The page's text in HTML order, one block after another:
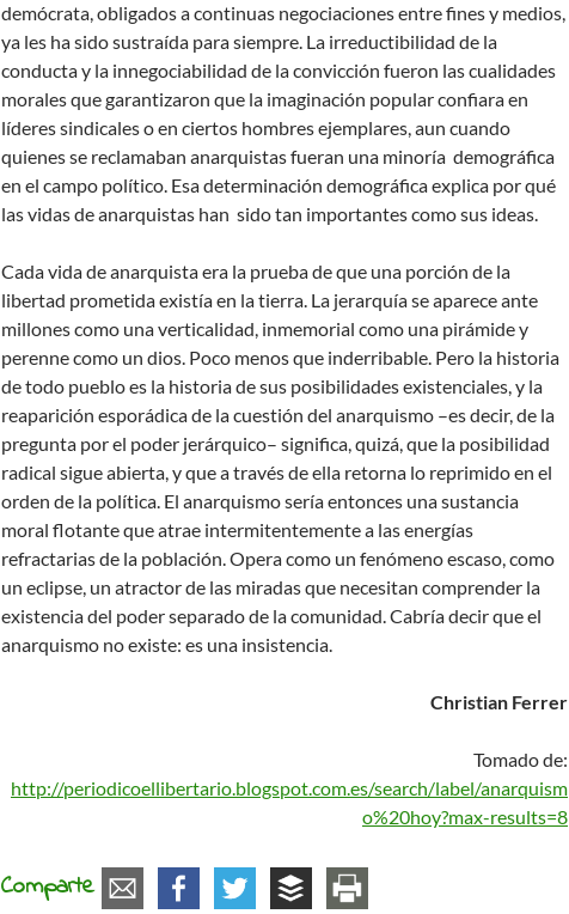
demócrata, obligados a continuas negociaciones entre fines y medios,
ya les ha sido sustraída para siempre. La irreductibilidad de la
conducta y la innegociabilidad de la convicción fueron las cualidades
morales que garantizaron que la imaginación popular confiara en
líderes sindicales o en ciertos hombres ejemplares, aun cuando
quienes se reclamaban anarquistas fueran una minoría demográfica
en el campo político. Esa determinación demográfica explica por qué
las vidas de anarquistas han sido tan importantes como sus ideas.
Cada vida de anarquista era la prueba de que una porción de la
libertad prometida existía en la tierra. La jerarquía se aparece ante
millones como una verticalidad, inmemorial como una pirámide y
perenne como un dios. Poco menos que inderribable. Pero la historia
de todo pueblo es la historia de sus posibilidades existenciales, y la
reaparición esporádica de la cuestión del anarquismo –es decir, de la
pregunta por el poder jerárquico– significa, quizá, que la posibilidad
radical sigue abierta, y que a través de ella retorna lo reprimido en el
orden de la política. El anarquismo sería entonces una sustancia
moral flotante que atrae intermitentemente a las energías
refractarias de la población. Opera como un fenómeno escaso, como
un eclipse, un atractor de las miradas que necesitan comprender la
existencia del poder separado de la comunidad. Cabría decir que el
anarquismo no existe: es una insistencia.
Christian Ferrer
Tomado de:
http://periodicoellibertario.blogspot.com.es/search/label/anarquism
o%20hoy?max-results=8
Comparte